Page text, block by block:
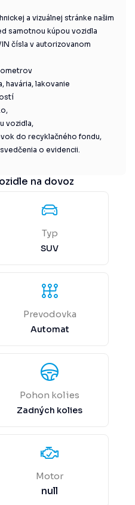
a vizuálnej stránke našim
samotnou kúpou vozidla
čísla v autorizovanom
havária, lakovanie
vozidla,
do recyklačného fondu,
o evidencii.
na dovoz
Typ
SUV
Prevodovka
Automat
Pohon kolies
Zadných kolies
Motor
null